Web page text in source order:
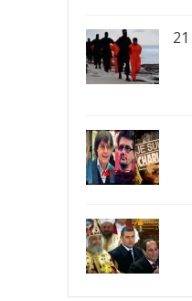
داعش ليبيا تعلن اعدام 21